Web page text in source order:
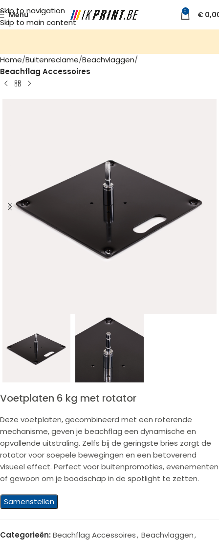
Skip to navigation
Skip to main content
Menu 0 €
Home Buitenreclame Beachvlaggen
Beachflag Accessoires
Voetplaten 6 kg met rotator
Deze voetplaten, gecombineerd met een roterende
mechanisme, geven je beachflag een dynamische en
opvallende uitstraling. Zelfs bij de geringste bries zorgt de
rotator voor soepele bewegingen en een betoverend
visueel effect. Perfect voor buitenpromoties, evenementen
of gewoon om je boodschap in de spotlight te zetten.
Samenstellen
Categorieën: Beachflag Accessoires, Beachvlaggen,